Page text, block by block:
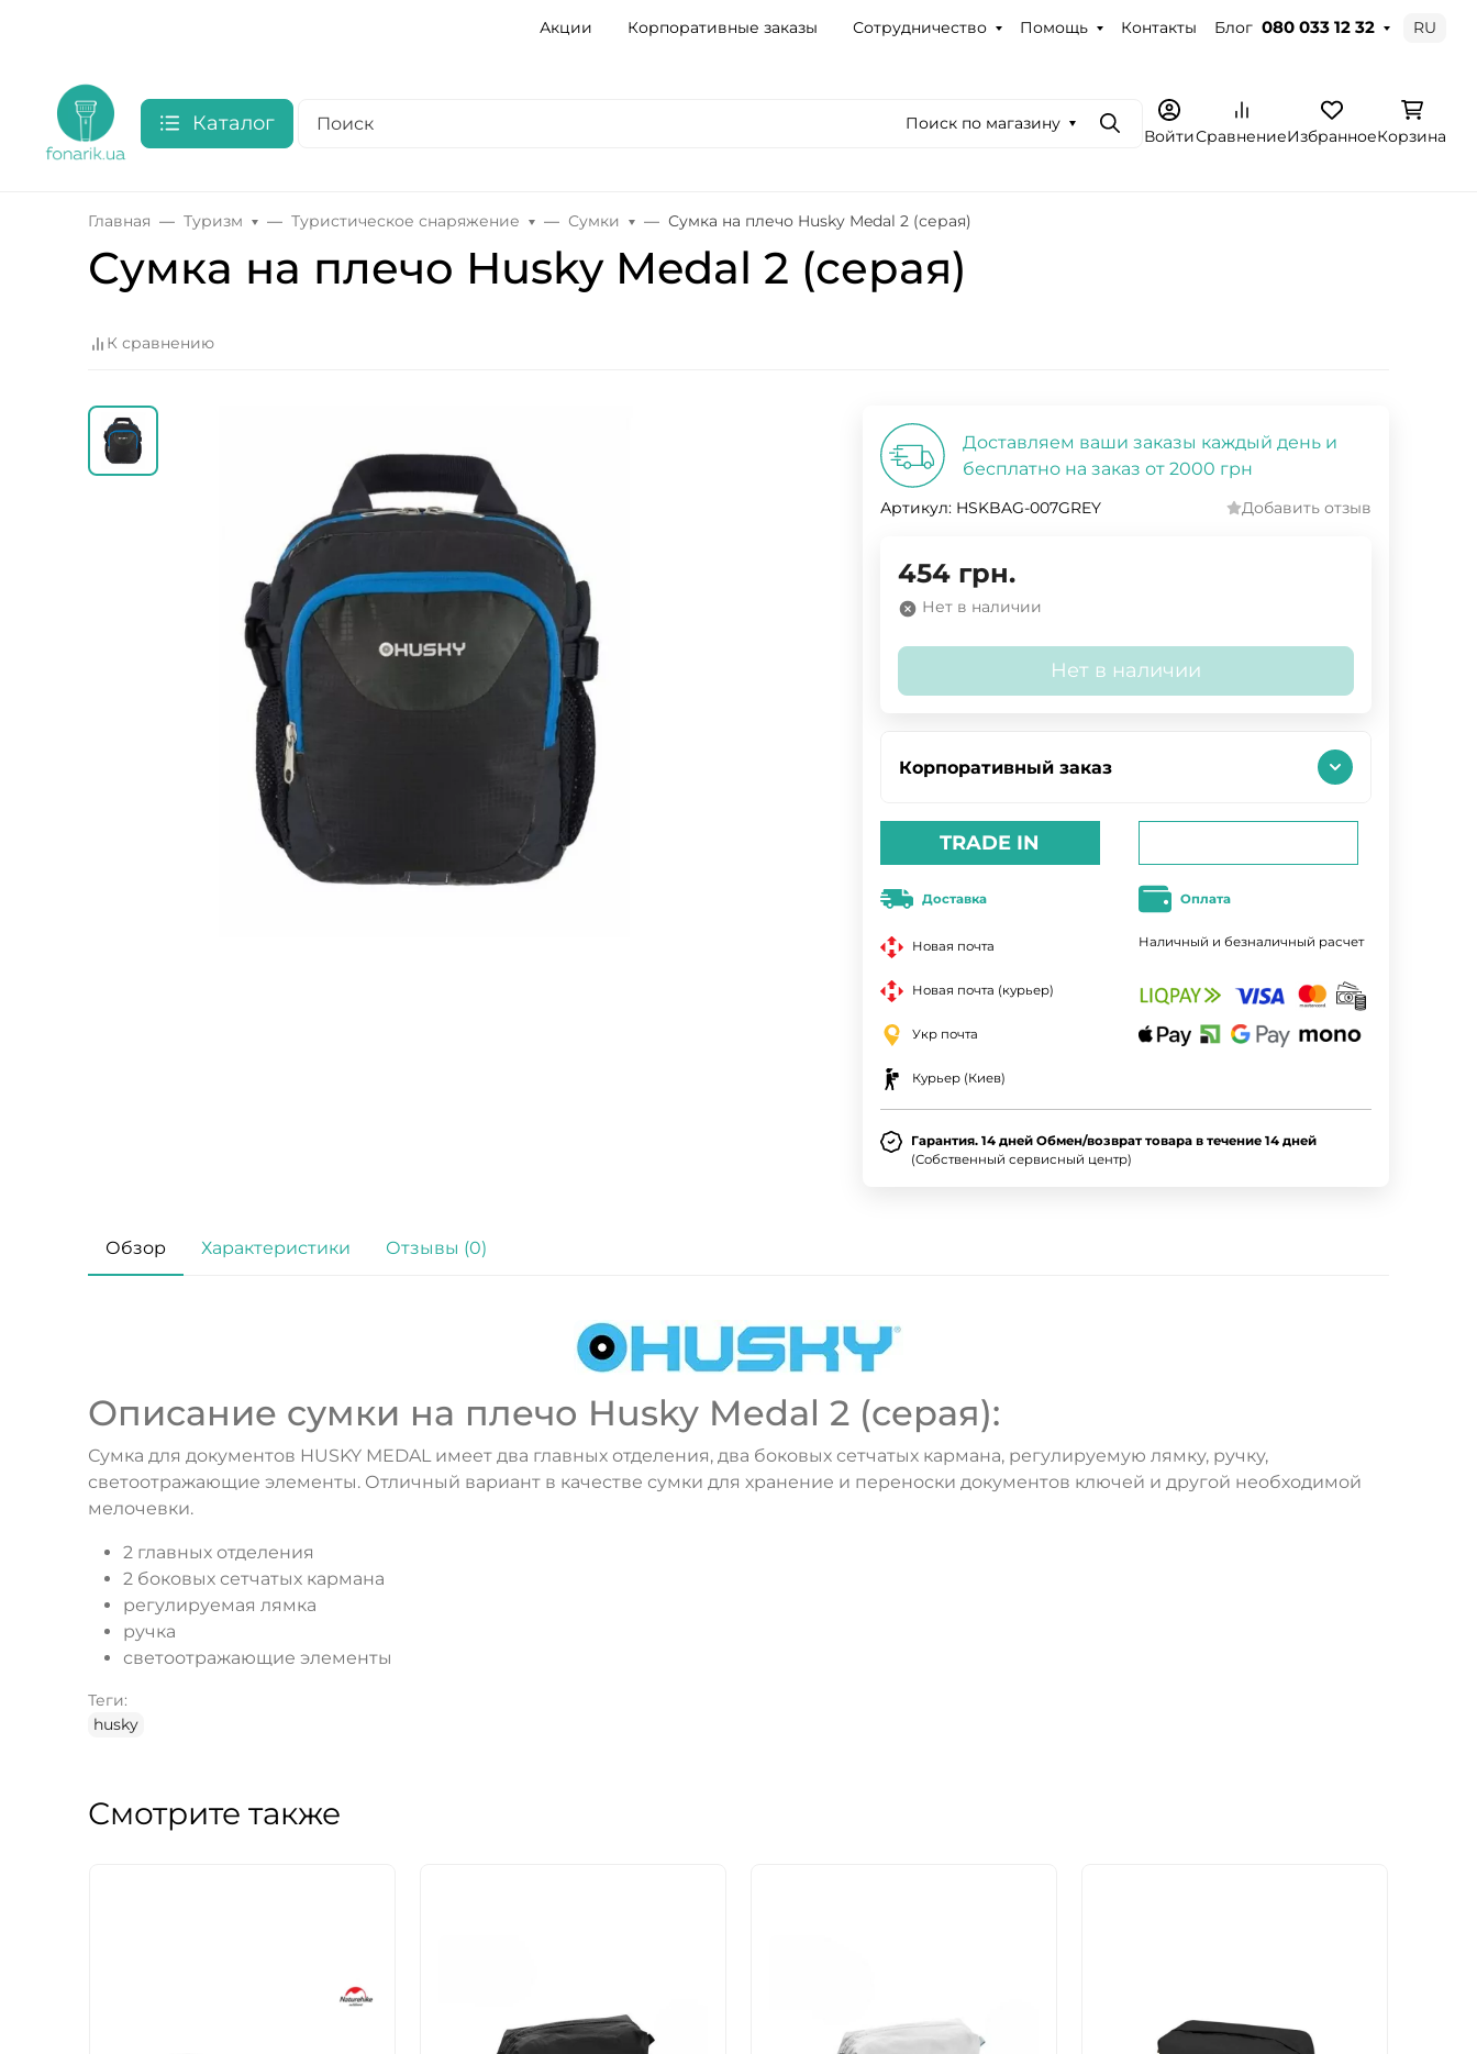
Акции Корпоративные заказы Сотрудничество Помощь Контакты Блог 080 033 12 32 RU
Каталог Поиск по магазину
ПоискВойтиСравнениеИзбранноеКорзина
Главная Туризм Туристическое снаряжение Сумки Сумка на плечо Husky Medal 2 (серая)
Сумка на плечо Husky Medal 2 (серая)
К сравнению
Доставляем ваши заказы каждый день и
бесплатно на заказ от 2000 грн
Артикул: HSKBAG-007GREY Добавить отзыв
454 грн.
Нет в наличии
Нет в наличии
Корпоративный заказ
TRADE IN
Доставка
Новая почта
Новая почта (курьер)
Укр почта
Курьер (Киев)
Оплата
Наличный и безналичный расчет
Гарантия. 14 дней Обмен/возврат товара в течение 14 дней
(Собственный сервисный центр)
Обзор Характеристики Отзывы (0)
Описание cумки на плечо Husky Medal 2 (серая):
Сумка для документов HUSKY MEDAL имеет два главных отделения, два боковых сетчатых кармана, регулируемую лямку, ручку,
светоотражающие элементы. Отличный вариант в качестве сумки для хранение и переноски документов ключей и другой необходимой
мелочевки.
2 главных отделения
2 боковых сетчатых кармана
регулируемая лямка
ручка
светоотражающие элементы
Теги:
husky
Смотрите также